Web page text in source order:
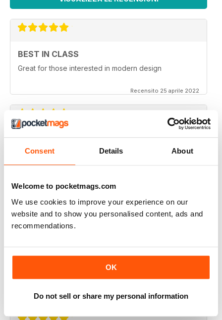
Consent Details About
Welcome to pocketmags.com
We use cookies to improve your experience on our
website and to show you personalised content, ads and
recommendations.
OK
Do not sell or share my personal information
BEST IN CLASS
Great for those interested in modern design
Recensito 25 aprile 2022
25 BEAUTIFUL HOMES
Sometimes the furnishings aren't listed and where you
Thanks so much - love my subscription.
Recensito 08 febbraio 2021
BEAUTIFUL MAGAZINE
Recensito 16 luglio 2019